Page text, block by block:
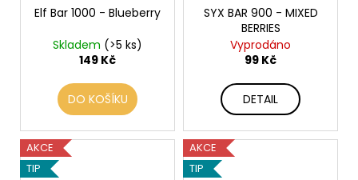
Elf Bar 1000 - Blueberry
Skladem (>5 ks)
149 Kč
DO KOŠÍKU
SYX BAR 900 - MIXED
BERRIES
Vyprodáno
99 Kč
DETAIL
AKCE
TIP
AKCE
TIP